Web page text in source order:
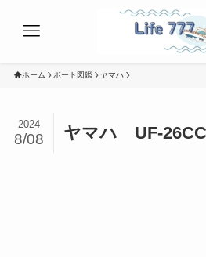
ホーム ボート図鑑 ヤマハ
ヤマハ UF-26CC
2024
8/08